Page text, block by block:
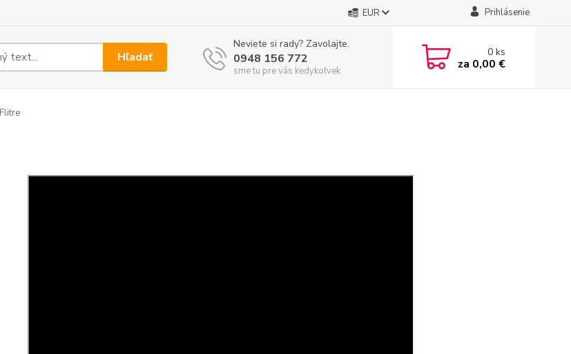
EUR Prihlásenie
Hľadať
Neviete si rady? Zavolajte.
0948 156 772
sme tu pre vás kedykoľvek
0ks
za 0,00 €
Flitre